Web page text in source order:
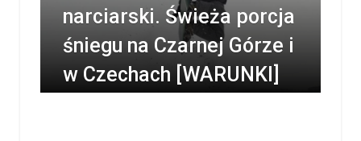
narciarski. Świeża porcja
śniegu na Czarnej Górze i
w Czechach [WARUNKI]